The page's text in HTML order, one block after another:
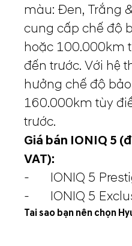
màu: Đen, Trắng
cung cấp chế độ
hoặc 100.000km
đến trước. Với hệ
hưởng chế độ
160.000km tùy
trước.
Giá bán IONIQ 5
VAT):
- IONIQ 5
- IONIQ 5
Tai sao bạn nên chọn